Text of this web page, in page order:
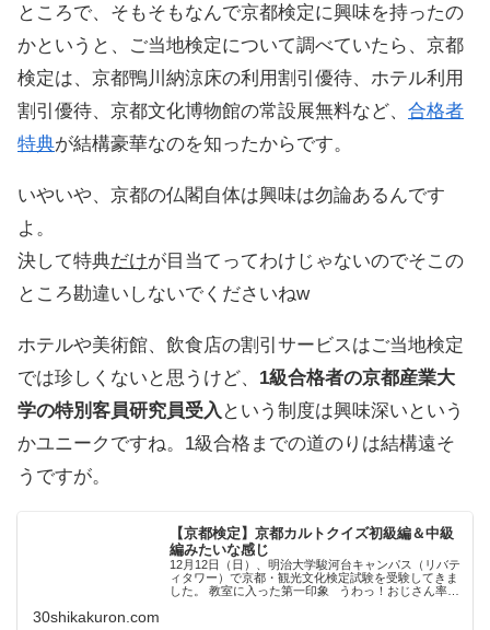
ところで、そもそもなんで京都検定に興味を持ったの
かというと、ご当地検定について調べていたら、京都
検定は、京都鴨川納涼床の利用割引優待、ホテル利用
割引優待、京都文化博物館の常設展無料など、 合格者
特典が結構豪華なのを知ったからです。
いやいや、京都の仏閣自体は興味は勿論あるんです
よ。
決して特典だけが目当てってわけじゃないのでそこの
ところ勘違いしないでくださいねw
ホテルや美術館、飲食店の割引サービスはご当地検定
では珍しくないと思うけど、 1級合格者の京都産業大
学の特別客員研究員受入 という制度は興味深いという
かユニークですね。1級合格までの道のりは結構遠そ
うですが。
【京都検定】京都カルトクイズ初級編＆中級
編みたいな感じ
12月12日（日）、明治大学駿河台キャンパス（リバテ
ィタワー）で京都・観光文化検定試験を受験してきま
した。 教室に入った第一印象 うわっ！おじさん率高
30shikakuron.com